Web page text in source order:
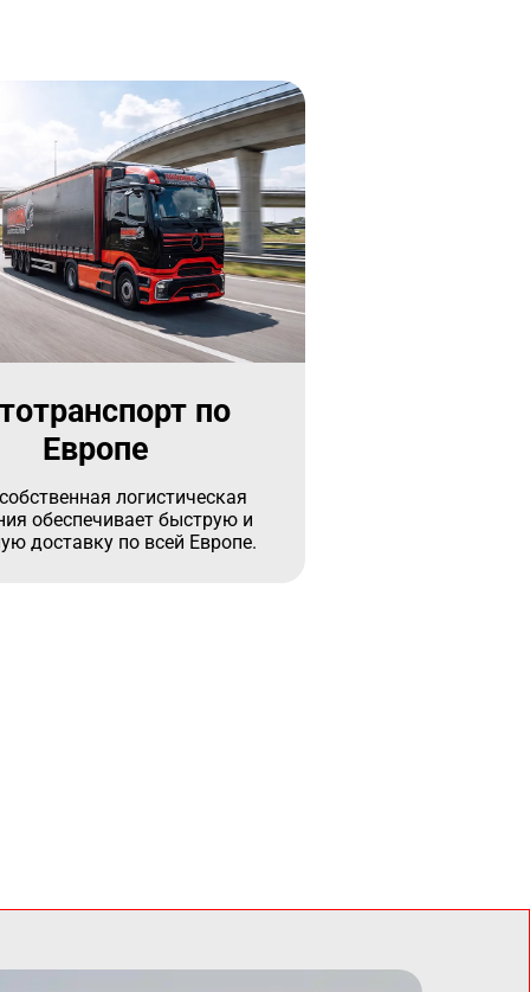
по
Европе
логистическая
обеспечивает быструю и
доставку по всей Европе.